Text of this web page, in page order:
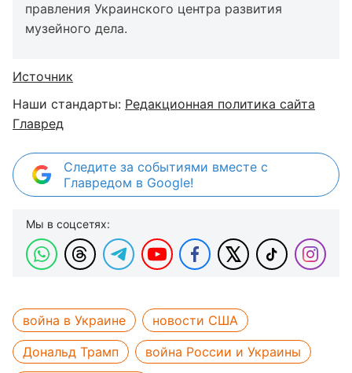
правления Украинского центра развития
музейного дела.
Источник
Наши стандарты: Редакционная политика сайта
Главред
Следите за событиями вместе с
Главредом в Google!
Мы в соцсетях:
война в Украине
новости США
Дональд Трамп
война России и Украины